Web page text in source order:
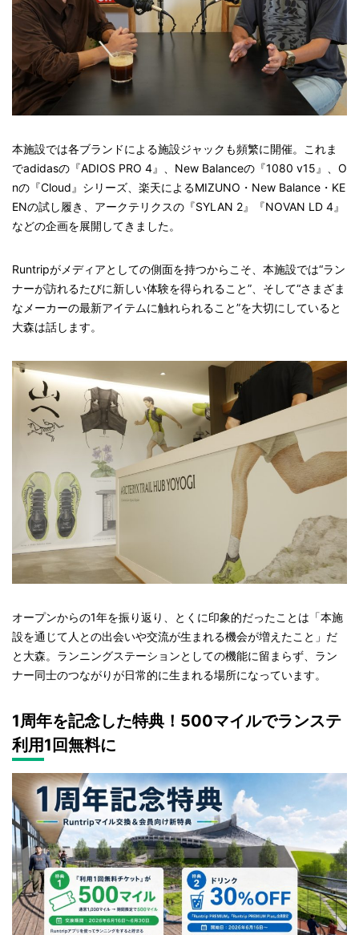
本施設では各ブランドによる施設ジャックも頻繁に開催。これま
でadidasの『ADIOS PRO 4』、New Balanceの『1080 v15』、O
nの『Cloud』シリーズ、楽天によるMIZUNO・New Balance・KE
ENの試し履き、アークテリクスの『SYLAN 2』『NOVAN LD 4』
などの企画を展開してきました。
Runtripがメディアとしての側面を持つからこそ、本施設では“ラン
ナーが訪れるたびに新しい体験を得られること”、そして“さまざま
なメーカーの最新アイテムに触れられること”を大切にしていると
大森は話します。
オープンからの1年を振り返り、とくに印象的だったことは「本施
設を通じて人との出会いや交流が生まれる機会が増えたこと」だ
と大森。ランニングステーションとしての機能に留まらず、ラン
ナー同士のつながりが日常的に生まれる場所になっています。
1周年を記念した特典！500マイルでランステ
利用1回無料に